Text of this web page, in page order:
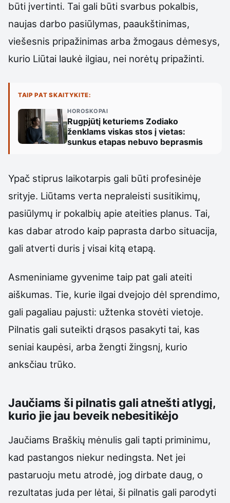
būti įvertinti. Tai gali būti svarbus pokalbis,
naujas darbo pasiūlymas, paaukštinimas,
viešesnis pripažinimas arba žmogaus dėmesys,
kurio Liūtai laukė ilgiau, nei norėtų pripažinti.
TAIP PAT SKAITYKITE:
HOROSKOPAI
Rugpjūtį keturiems Zodiako
ženklams viskas stos į vietas:
sunkus etapas nebuvo beprasmis
Ypač stiprus laikotarpis gali būti profesinėje
srityje. Liūtams verta nepraleisti susitikimų,
pasiūlymų ir pokalbių apie ateities planus. Tai,
kas dabar atrodo kaip paprasta darbo situacija,
gali atverti duris į visai kitą etapą.
Asmeniniame gyvenime taip pat gali ateiti
aiškumas. Tie, kurie ilgai dvejojo dėl sprendimo,
gali pagaliau pajusti: užtenka stovėti vietoje.
Pilnatis gali suteikti drąsos pasakyti tai, kas
seniai kaupėsi, arba žengti žingsnį, kurio
anksčiau trūko.
Jaučiams ši pilnatis gali atnešti atlygį,
kurio jie jau beveik nebesitikėjo
Jaučiams Braškių mėnulis gali tapti priminimu,
kad pastangos niekur nedingsta. Net jei
pastaruoju metu atrodė, jog dirbate daug, o
rezultatas juda per lėtai, ši pilnatis gali parodyti